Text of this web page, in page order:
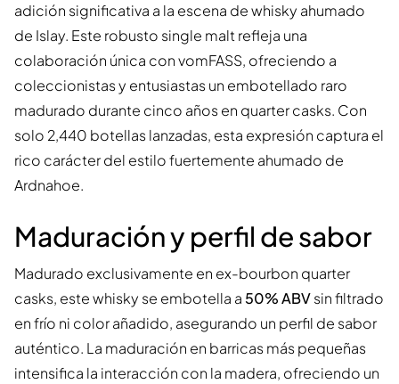
adición significativa a la escena de whisky ahumado
de Islay. Este robusto single malt refleja una
colaboración única con vomFASS, ofreciendo a
coleccionistas y entusiastas un embotellado raro
madurado durante cinco años en quarter casks. Con
solo 2,440 botellas lanzadas, esta expresión captura el
rico carácter del estilo fuertemente ahumado de
Ardnahoe.
Maduración y perfil de sabor
Madurado exclusivamente en ex-bourbon quarter
casks, este whisky se embotella a 50% ABVsin filtrado
en frío ni color añadido, asegurando un perfil de sabor
auténtico. La maduración en barricas más pequeñas
intensifica la interacción con la madera, ofreciendo un